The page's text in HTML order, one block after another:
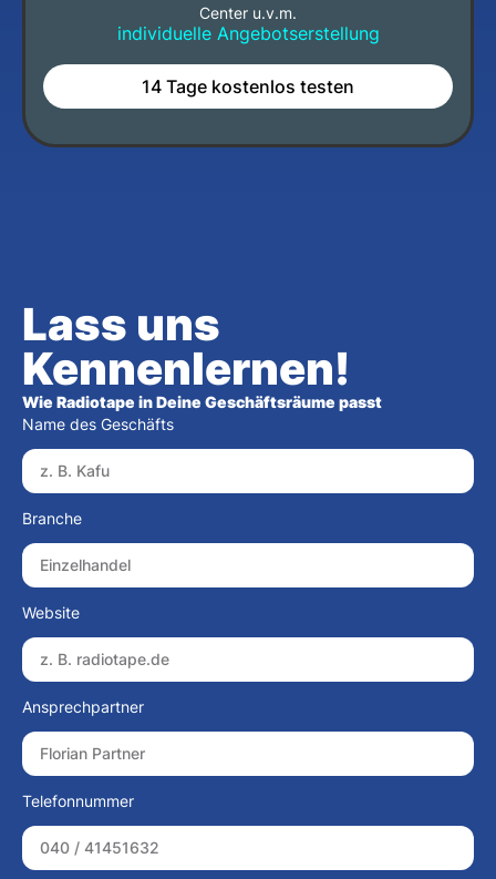
Center u.v.m.
individuelle Angebotserstellung
14 Tage kostenlos testen
Lass uns
Kennenlernen!
Wie Radiotape in Deine Geschäftsräume passt
Name des Geschäfts
Branche
Website
Ansprechpartner
Telefonnummer